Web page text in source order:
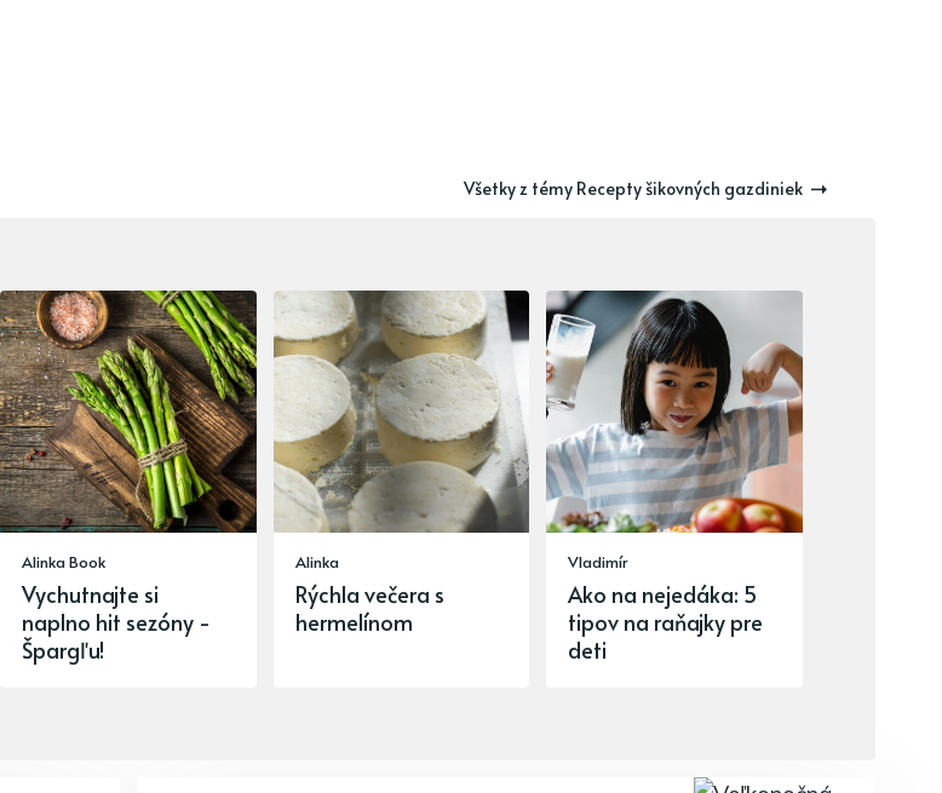
Všetky z témy Recepty šikovných gazdiniek
Alinka Book
Vychutnajte si
naplno hit sezóny -
Špargľu!
Alinka
Rýchla večera s
hermelínom
Vladimír
Ako na nejedáka: 5
tipov na raňajky pre
deti